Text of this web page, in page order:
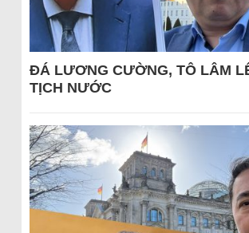
ĐÁ LƯƠNG CƯỜNG, TÔ LÂM
TỊCH NƯỚC